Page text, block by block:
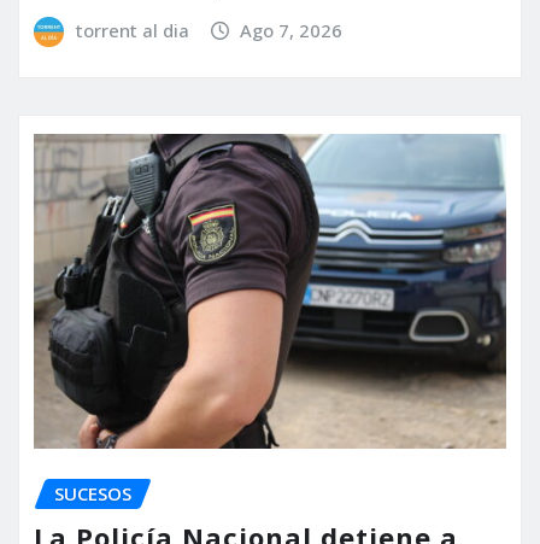
torrent al dia Ago 7, 2026
SUCESOS